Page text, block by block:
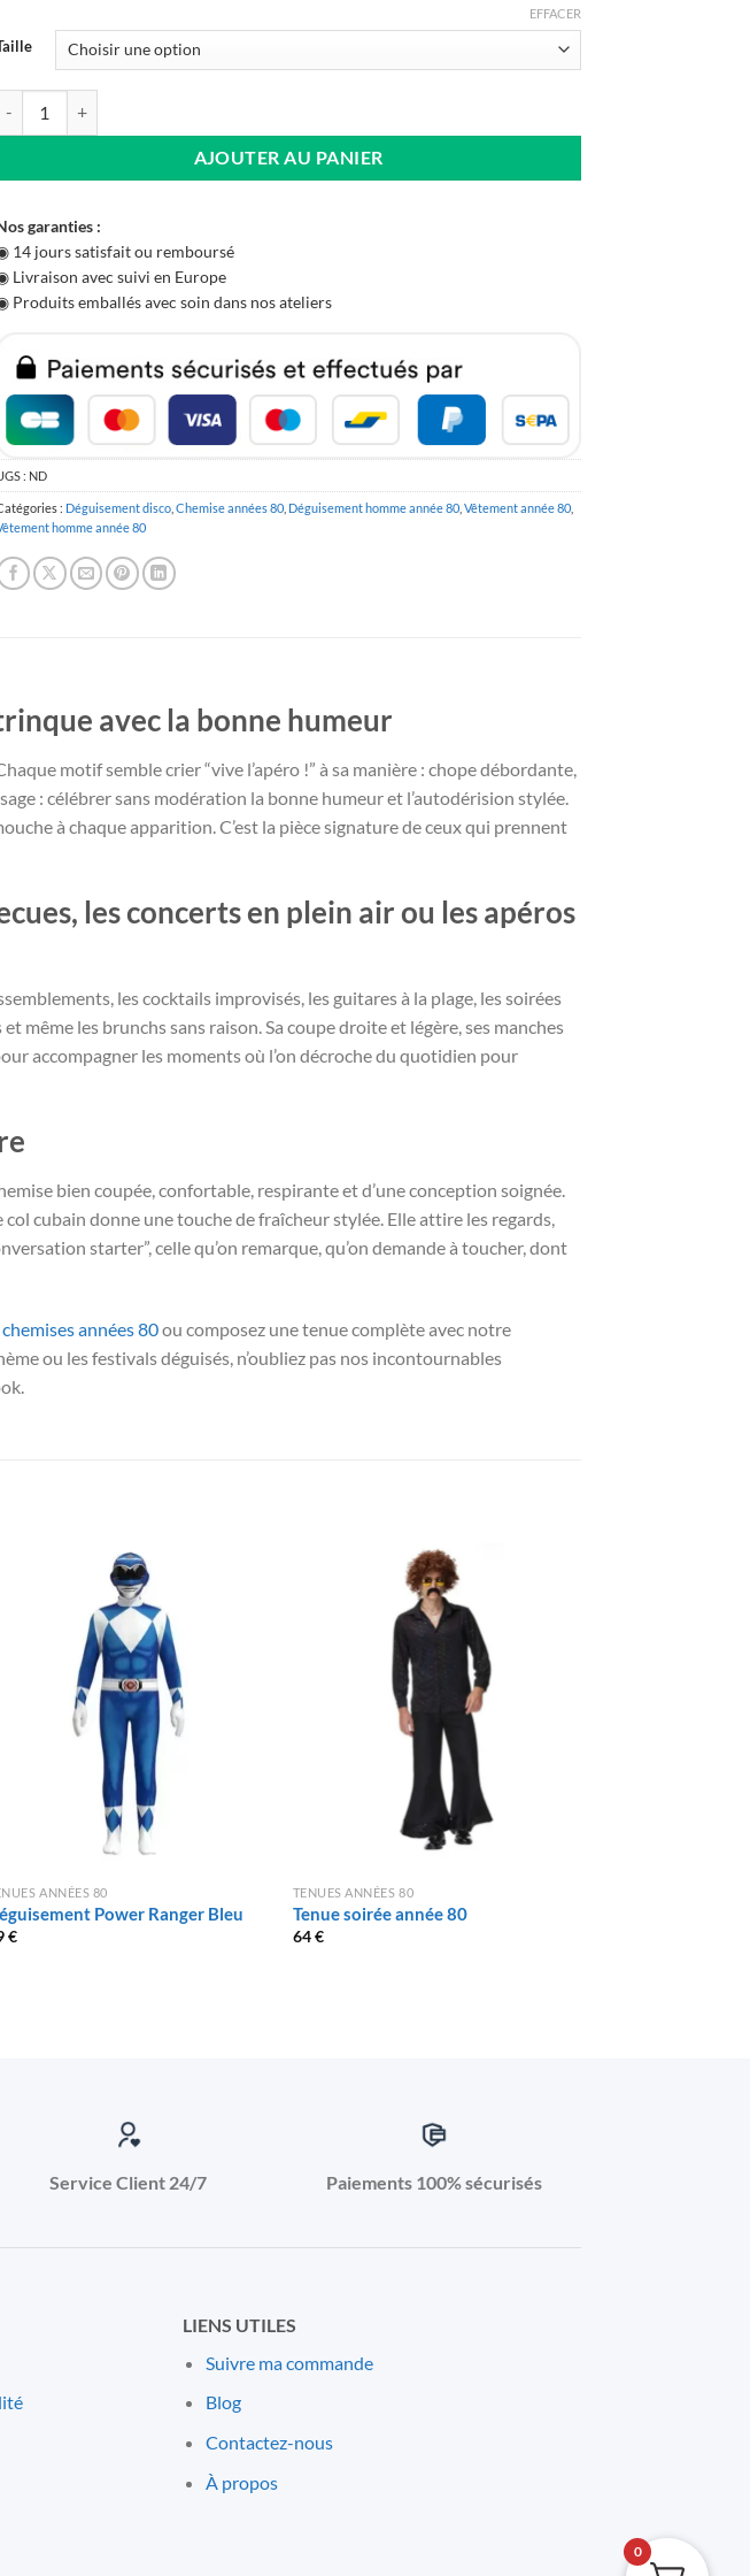
EFFACER
AJOUTER AU PANIER
garanties :
14 jours satisfait ou remboursé
Livraison avec suivi en Europe
Produits emballés avec soin dans nos ateliers
: ND
: Déguisement disco Chemise années 80 Déguisement homme année 80 Vêtement année 80
homme année 80
avec la bonne humeur
motif semble crier “vive l’apéro !” à sa manière : chope débordante,
: célébrer sans modération la bonne humeur et l’autodérision stylée.
à chaque apparition. C’est la pièce signature de ceux qui prennent
les concerts en plein air ou les apéros
les cocktails improvisés, les guitares à la plage, les soirées
même les brunchs sans raison. Sa coupe droite et légère, ses manches
accompagner les moments où l’on décroche du quotidien pour
bien coupée, confortable, respirante et d’une conception soignée.
cubain donne une touche de fraîcheur stylée. Elle attire les regards,
starter”, celle qu’on remarque, qu’on demande à toucher, dont
chemises années 80ou composez une tenue complète avec notre
ou les festivals déguisés, n’oubliez pas nos incontournables
ANNÉES 80
Power Ranger Bleu
€
TENUES ANNÉES 80
Tenue soirée année 80
64€
Service Client 24/7 Paiements 100% sécurisés
LIENS UTILES
Suivre ma commande
Blog
Contactez-nous
À propos
0